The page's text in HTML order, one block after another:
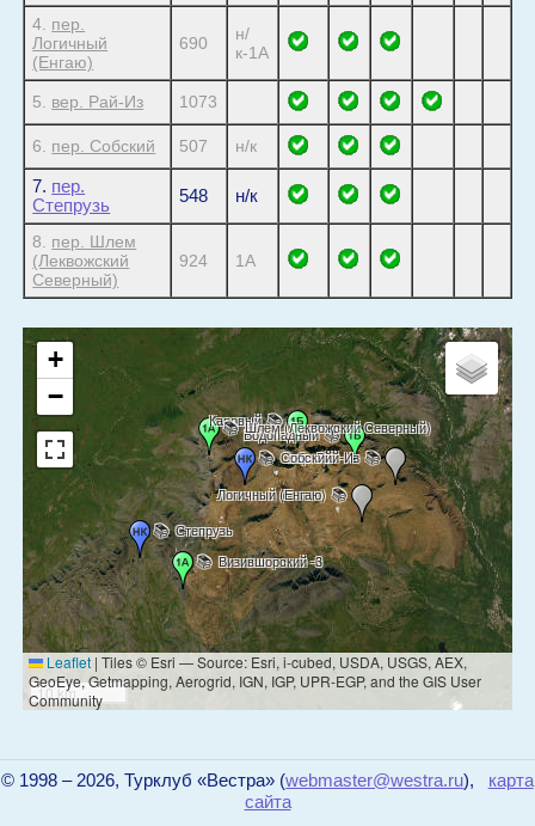
4. пер.
Логичный
(Енгаю)
690
н/
к-1А
5. вер. Рай-Из 1073
6. пер. Собский 507 н/к
7. пер.
Степрузь
548 н/к
8. пер. Шлем
(Леквожский
Северный)
924 1А
Визившорский -3
Водопадный
Каровый
Логичный (Енгаю)
вер. Рай-Из
Собский
Степрузь
Шлем (Леквожский Северный)
+
−
10 km
Leaflet | Tiles © Esri — Source: Esri, i-cubed, USDA, USGS, AEX,
GeoEye, Getmapping, Aerogrid, IGN, IGP, UPR-EGP, and the GIS User
Community
© 1998 – 2026, Турклуб «Вестра» (webmaster@westra.ru),
карта
сайта